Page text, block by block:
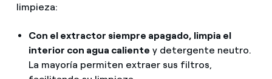
limpieza:
Con el extractor siempre apagado, limpia el
interior con agua caliente y detergente neutro.
La mayoría permiten extraer sus filtros,